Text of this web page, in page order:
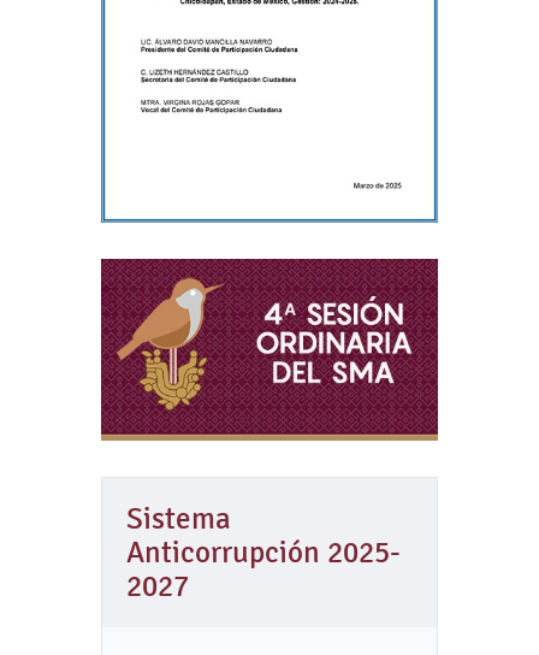
Sistema
Anticorrupción 2025-
2027